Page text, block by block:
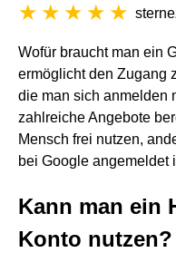
Wofür braucht man ein
ermöglicht den Zugang
die man sich anmelden
zahlreiche Angebote
Mensch frei nutzen,
bei Google angemeldet
Kann man ein
Konto nutzen?